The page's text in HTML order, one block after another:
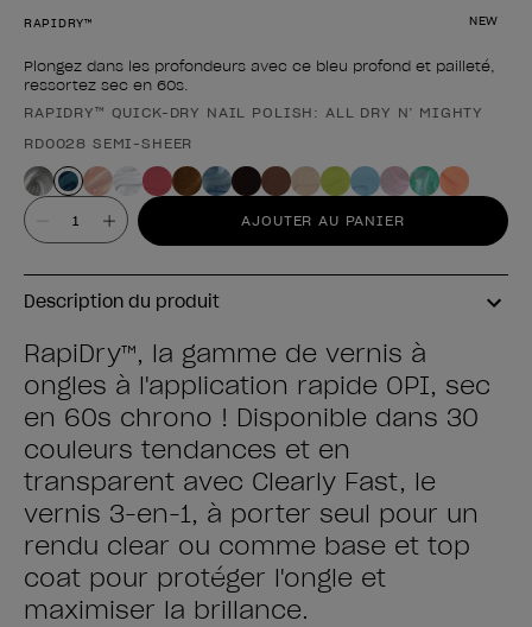
NEW
RAPIDRY™
Plongez dans les profondeurs avec ce bleu profond et pailleté,
ressortez sec en 60s.
Forme du produit
RAPIDRY™ QUICK-DRY NAIL POLISH: ALL DRY N’ MIGHTY
RD0028 SEMI-SHEER
Valeur AJOUTER AU PANIER
Description du produit
RapiDry™, la gamme de vernis à
ongles à l'application rapide OPI, sec
en 60s chrono ! Disponible dans 30
couleurs tendances et en
transparent avec Clearly Fast, le
vernis 3-en-1, à porter seul pour un
rendu clear ou comme base et top
coat pour protéger l'ongle et
maximiser la brillance.